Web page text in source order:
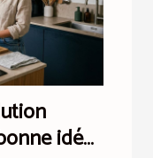
idée